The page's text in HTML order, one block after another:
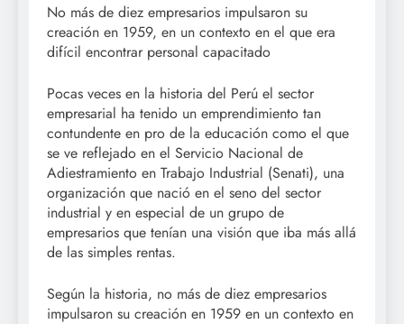
No más de diez empresarios impulsaron su
creación en 1959, en un contexto en el que era
difícil encontrar personal capacitado
Pocas veces en la historia del Perú el sector
empresarial ha tenido un emprendimiento tan
contundente en pro de la educación como el que
se ve reflejado en el Servicio Nacional de
Adiestramiento en Trabajo Industrial (Senati), una
organización que nació en el seno del sector
industrial y en especial de un grupo de
empresarios que tenían una visión que iba más allá
de las simples rentas.
Según la historia, no más de diez empresarios
impulsaron su creación en 1959 en un contexto en